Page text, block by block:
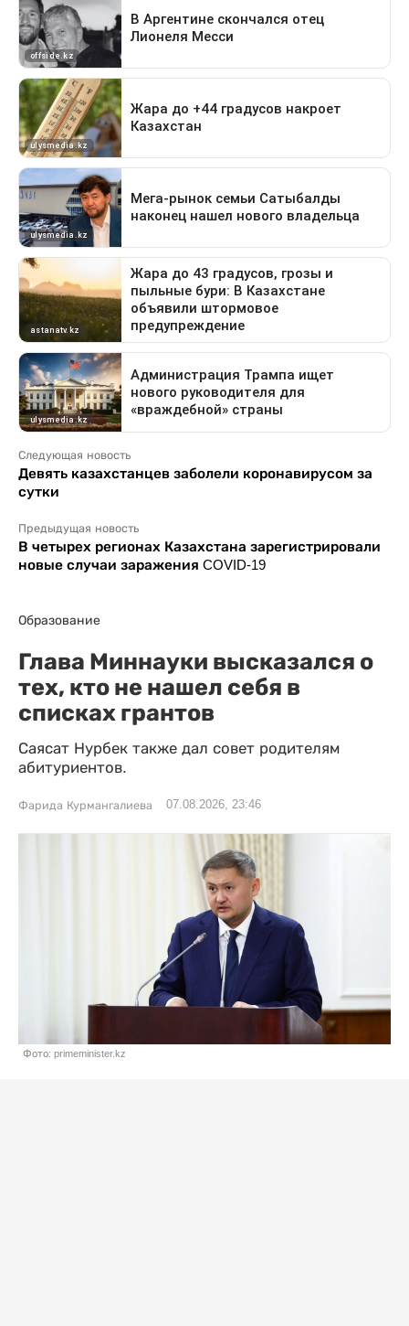
Следующая новость
Девять казахстанцев заболели коронавирусом за
сутки
Предыдущая новость
В четырех регионах Казахстана зарегистрировали
новые случаи заражения COVID-19
Образование
Глава Миннауки высказался о
тех, кто не нашел себя в
списках грантов
Саясат Нурбек также дал совет родителям
абитуриентов.
Фарида Курмангалиева 07.08.2026, 23:46
Фото: primeminister.kz